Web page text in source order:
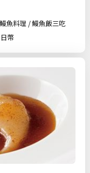
魚料理 / 鰻魚飯三吃
幣